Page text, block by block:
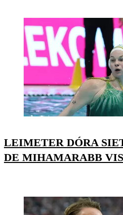
LEIMETER DÓRA
DE MIHAMARABB